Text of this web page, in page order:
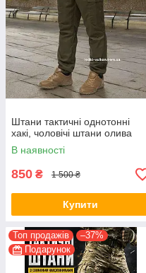
Штани тактичні однотонні
хакі, чоловічі штани олива
В наявності
850 ₴ 1 500 ₴
Купити
Топ продажів
–37%
Подарунок